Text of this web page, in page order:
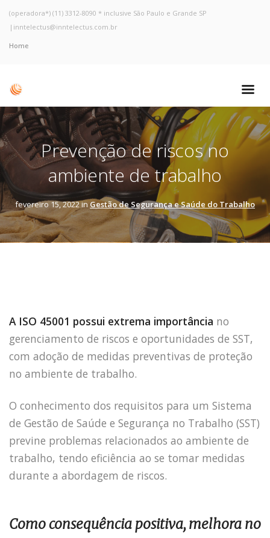
(operadora*) (11) 3312-8090 * inclusive São Paulo e Grande SP
| inntelectus@inntelectus.com.br
Home
Prevenção de riscos no
ambiente de trabalho
fevereiro 15, 2022 in Gestão de Segurança e Saúde do Trabalho
A ISO 45001 possui extrema importância no
gerenciamento de riscos e oportunidades de SST,
com adoção de medidas preventivas de proteção
no ambiente de trabalho.
O conhecimento dos requisitos para um Sistema
de Gestão de Saúde e Segurança no Trabalho (SST)
previne problemas relacionados ao ambiente de
trabalho, tendo eficiência ao se tomar medidas
durante a abordagem de riscos.
Como consequência positiva, melhora no